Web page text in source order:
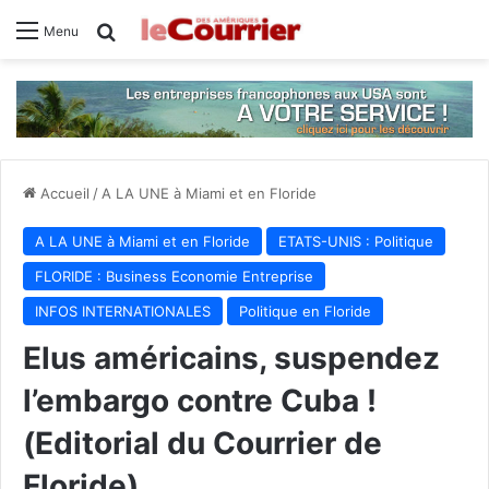
Menu Rechercher
Accueil / A LA UNE à Miami et en Floride
A LA UNE à Miami et en Floride
ETATS-UNIS : Politique
FLORIDE : Business Economie Entreprise
INFOS INTERNATIONALES
Politique en Floride
Elus américains, suspendez
l’embargo contre Cuba !
(Editorial du Courrier de